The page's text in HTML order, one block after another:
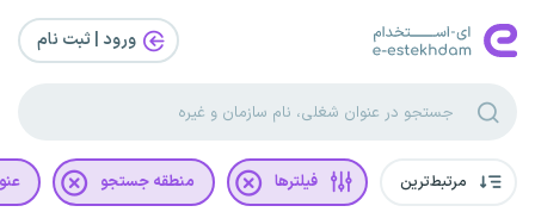
ورود | ثبت‌ نام
مرتبط‌ترین فیلترها منطقه جستجو